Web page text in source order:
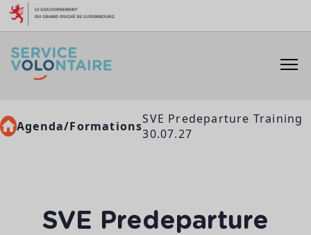
Aller au contenu
Agenda/FormationsSVE Predeparture Training
30.07.27
SVE Predeparture